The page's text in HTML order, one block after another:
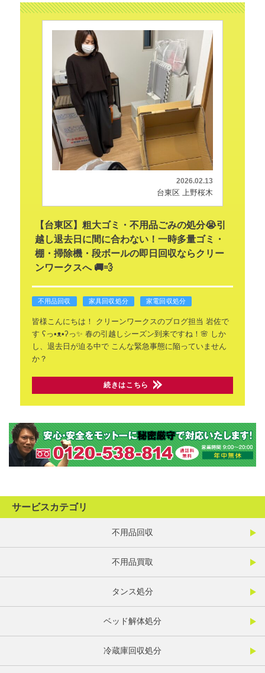
2026.02.13
台東区 上野桜木
【台東区】粗大ゴミ・不用品ごみの処分😭引
越し退去日に間に合わない！一時多量ゴミ・
棚・掃除機・段ボールの即日回収ならクリー
ンワークスへ 🚚💨
不用品回収 家具回収処分 家電回収処分
皆様こんにちは！ クリーンワークスのブログ担当 岩佐で
す ʕ⁠っ⁠•⁠ᴥ⁠•⁠ʔ⁠っ✨ 春の引越しシーズン到来ですね！🌸 しか
し、退去日が迫る中でこんな緊急事態に陥っていません
か？
続きはこちら
サービスカテゴリ
不用品回収
不用品買取
タンス処分
ベッド解体処分
冷蔵庫回収処分